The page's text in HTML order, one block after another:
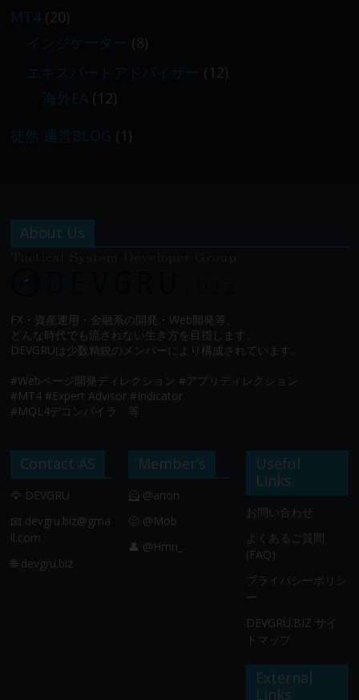
MT4(20)
インジケーター (8)
エキスパートアドバイザー (12)
海外EA (12)
徒然 運営BLOG (1)
About Us
FX・資産運用・金融系の開発・Web開発等、
どんな時代でも流されない生き方を目指します。
DEVGRUは少数精鋭のメンバーにより構成されています。
#Webページ開発ディレクション #アプリディレクション
#MT4 #Expert Advisor #Indicator
#MQL4デコンパイラ 等
Contact AS
🦅 DEVGRU
📧 devgru.biz@gma
il.com
🌐 devgru.biz
Member’s
🦸 @anon
🙂 @Mob
👤 @Hmn_
Useful
Links
お問い合わせ
よくあるご質問
(FAQ)
プライバシーポリシ
ー
DEVGRU.BIZ サイ
トマップ
External
Links